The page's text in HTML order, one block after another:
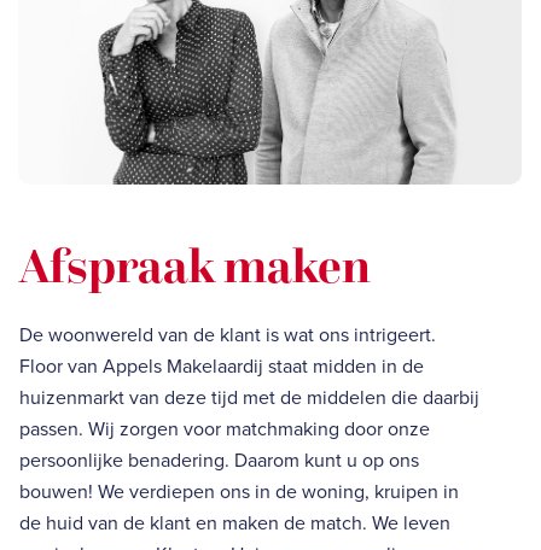
Afspraak maken
De woonwereld van de klant is wat ons intrigeert.
Floor van Appels Makelaardij staat midden in de
huizenmarkt van deze tijd met de middelen die daarbij
passen. Wij zorgen voor matchmaking door onze
persoonlijke benadering. Daarom kunt u op ons
bouwen! We verdiepen ons in de woning, kruipen in
de huid van de klant en maken de match. We leven